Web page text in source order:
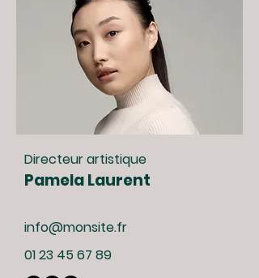
Directeur artistique
Pamela Laurent
info@monsite.fr
01 23 45 67 89